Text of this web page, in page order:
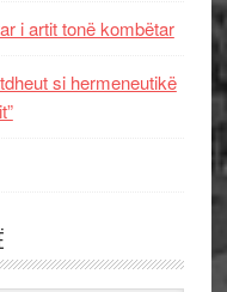
i artit tonë kombëtar
si hermeneutikë